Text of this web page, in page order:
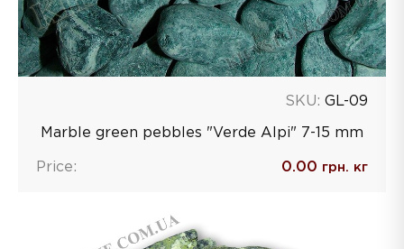
SKU: GL-09
Marble green pebbles "Verde Alpi" 7-15 mm
Price: 0.00 грн. кг